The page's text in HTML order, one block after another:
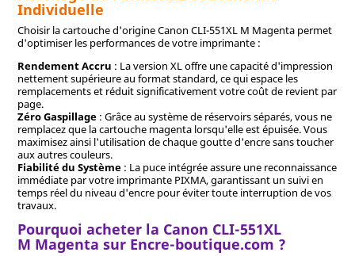
Individuelle
Choisir la cartouche d'origine Canon CLI-551XL M Magenta permet
d'optimiser les performances de votre imprimante :
Rendement Accru : La version XL offre une capacité d'impression
nettement supérieure au format standard, ce qui espace les
remplacements et réduit significativement votre coût de revient par
page.
Zéro Gaspillage: Grâce au système de réservoirs séparés, vous ne
remplacez que la cartouche magenta lorsqu'elle est épuisée. Vous
maximisez ainsi l'utilisation de chaque goutte d'encre sans toucher
aux autres couleurs.
Fiabilité du Système: La puce intégrée assure une reconnaissance
immédiate par votre imprimante PIXMA, garantissant un suivi en
temps réel du niveau d'encre pour éviter toute interruption de vos
travaux.
Pourquoi acheter la Canon CLI-551XL
M Magenta sur Encre-boutique.com ?